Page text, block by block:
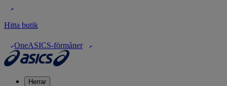
Hitta butik
OneASICS-förmåner
Herrar